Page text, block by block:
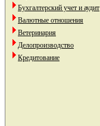
Бухгалтерский учет и аудит
Валютные отношения
Ветеринария
Делопроизводство
Кредитование